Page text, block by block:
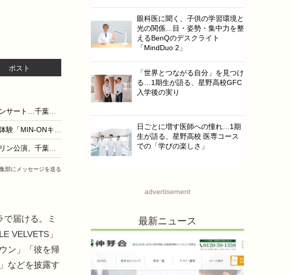
ポスト
【夏休み2026】髙木竜馬ピアノコンサート…千葉県立美術館8/23
【夏休み2026】親子で楽しむ音楽体験「MIN-ONキッズフェスタ」福岡・北海道・愛媛・石川
【夏休み2026】親子向けヴァイオリン公演、千葉市で7/19…参加無料
部にメッセージを送る
届ける。ミ
VELVETS」
ン」「彼を帰
などを披露す
眼科医に聞く、子供の学習環境と
光の関係…目・姿勢・集中力を整
えるBenQのデスクライト
「MindDuo 2」
「世界とつながる自分」を見つけ
る…1期生が語る、星野高校GFC
入学後の実り
日ごとに増す医師への憧れ…1期
生が語る、星野高校 医専コース
での「学びの楽しさ」
advertisement
最新ニュース